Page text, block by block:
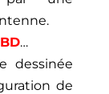
…
dessinée
de